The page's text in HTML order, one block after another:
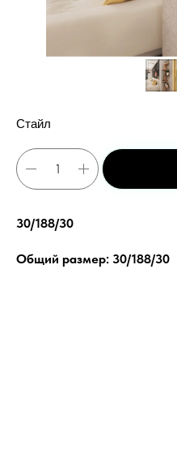
Стайл
30/188/30
Общий размер: 30/188/30